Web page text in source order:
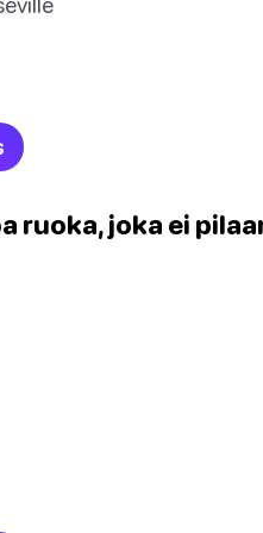
ruoka, joka ei